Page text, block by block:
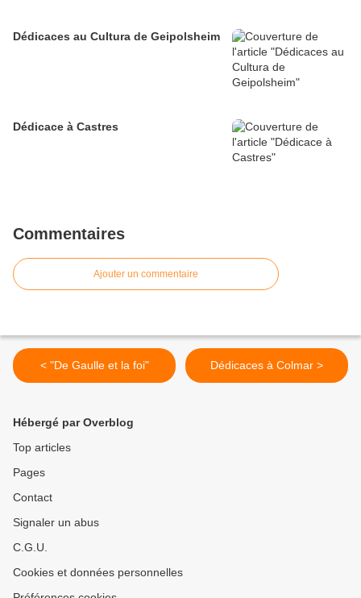
Dédicaces au Cultura de Geipolsheim
Dédicace à Castres
Commentaires
Ajouter un commentaire
< "De Gaulle et la foi" Dédicaces à Colmar >
Hébergé par Overblog
Top articles
Pages
Contact
Signaler un abus
C.G.U.
Cookies et données personnelles